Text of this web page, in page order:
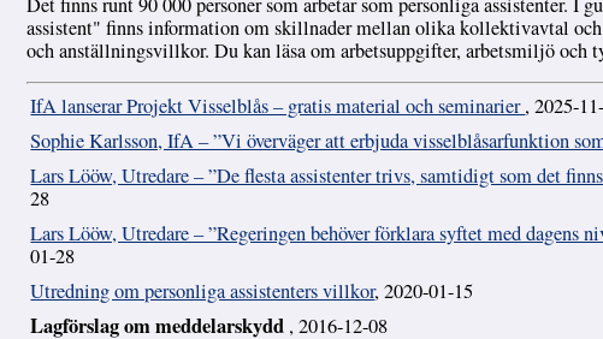
assistent" finns information om skillnader mellan olika kollektivavtal
och anställningsvillkor. Du kan läsa om arbetsuppgifter, arbetsmiljö och
IfA lanserar Projekt Visselblås – gratis material och seminarier, 2025-
Sophie Karlsson, IfA – ”Vi överväger att erbjuda visselblåsarfunktion
Lars Lööw, Utredare – ”De flesta assistenter trivs, samtidigt som det
28
Lars Lööw, Utredare – ”Regeringen behöver förklara syftet med dagens
01-28
Utredning om personliga assistenters villkor, 2020-01-15
Lagförslag om meddelarskydd , 2016-12-08